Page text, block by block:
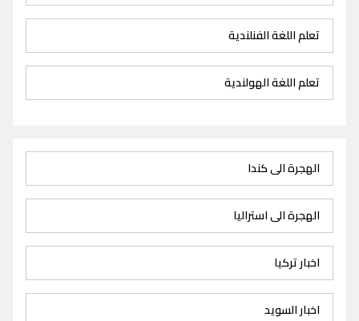
تعلم اللغة الفنلندية
تعلم اللغة الهولندية
الهجرة الى كندا
الهجرة الى استراليا
اخبار تركيا
اخبار السويد